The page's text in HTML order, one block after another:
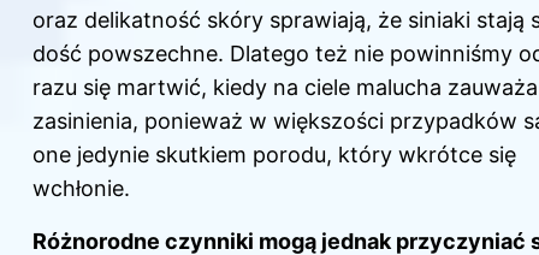
oraz delikatność skóry sprawiają, że siniaki stają
dość powszechne. Dlatego też nie powinniśmy
razu się martwić, kiedy na ciele malucha
zasinienia, ponieważ w większości przypadków
one jedynie skutkiem porodu, który wkrótce się
wchłonie.
Różnorodne czynniki mogą jednak przyczyniać